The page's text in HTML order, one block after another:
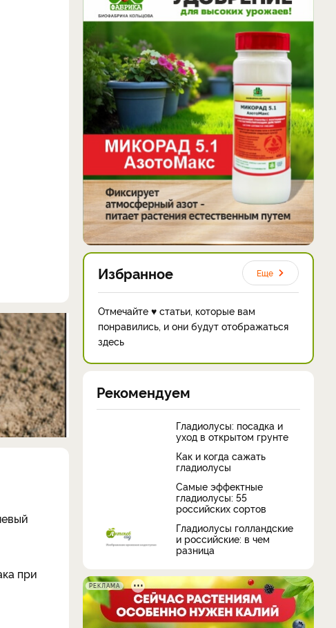
при
Избранное Еще
Отмечайте ♥ статьи, которые вам
понравились, и они будут отображаться
здесь
Рекомендуем
Гладиолусы: посадка и
уход в открытом грунте
Как и когда сажать
гладиолусы
Самые эффектные
гладиолусы: 55
российских сортов
Гладиолусы голландские
и российские: в чем
разница
РЕКЛАМА